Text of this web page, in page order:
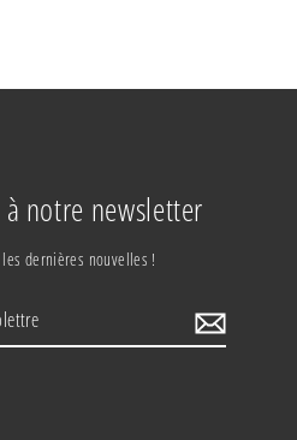
à notre newsletter
dernières nouvelles !